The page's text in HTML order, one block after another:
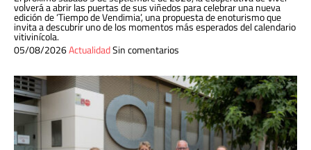
volverá a abrir las puertas de sus viñedos para celebrar una nueva
edición de ‘Tiempo de Vendimia’, una propuesta de enoturismo que
invita a descubrir uno de los momentos más esperados del calendario
vitivinícola.
05/08/2026ActualidadSin comentarios